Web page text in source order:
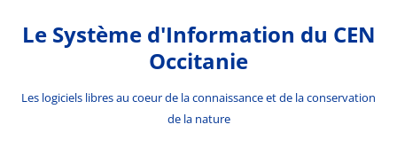
contenu
Le Système d'Information du CEN
Occitanie
Les logiciels libres au coeur de la connaissance et de la conservation
de la nature